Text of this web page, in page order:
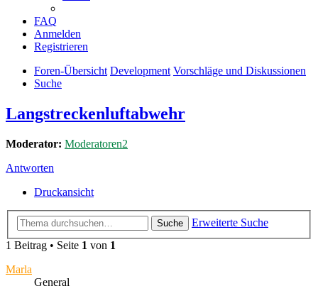
FAQ
Anmelden
Registrieren
Foren-Übersicht Development Vorschläge und Diskussionen
Suche
Langstreckenluftabwehr
Moderator: Moderatoren2
Antworten
Druckansicht
Suche
Erweiterte Suche
1 Beitrag • Seite 1 von 1
Marla
General